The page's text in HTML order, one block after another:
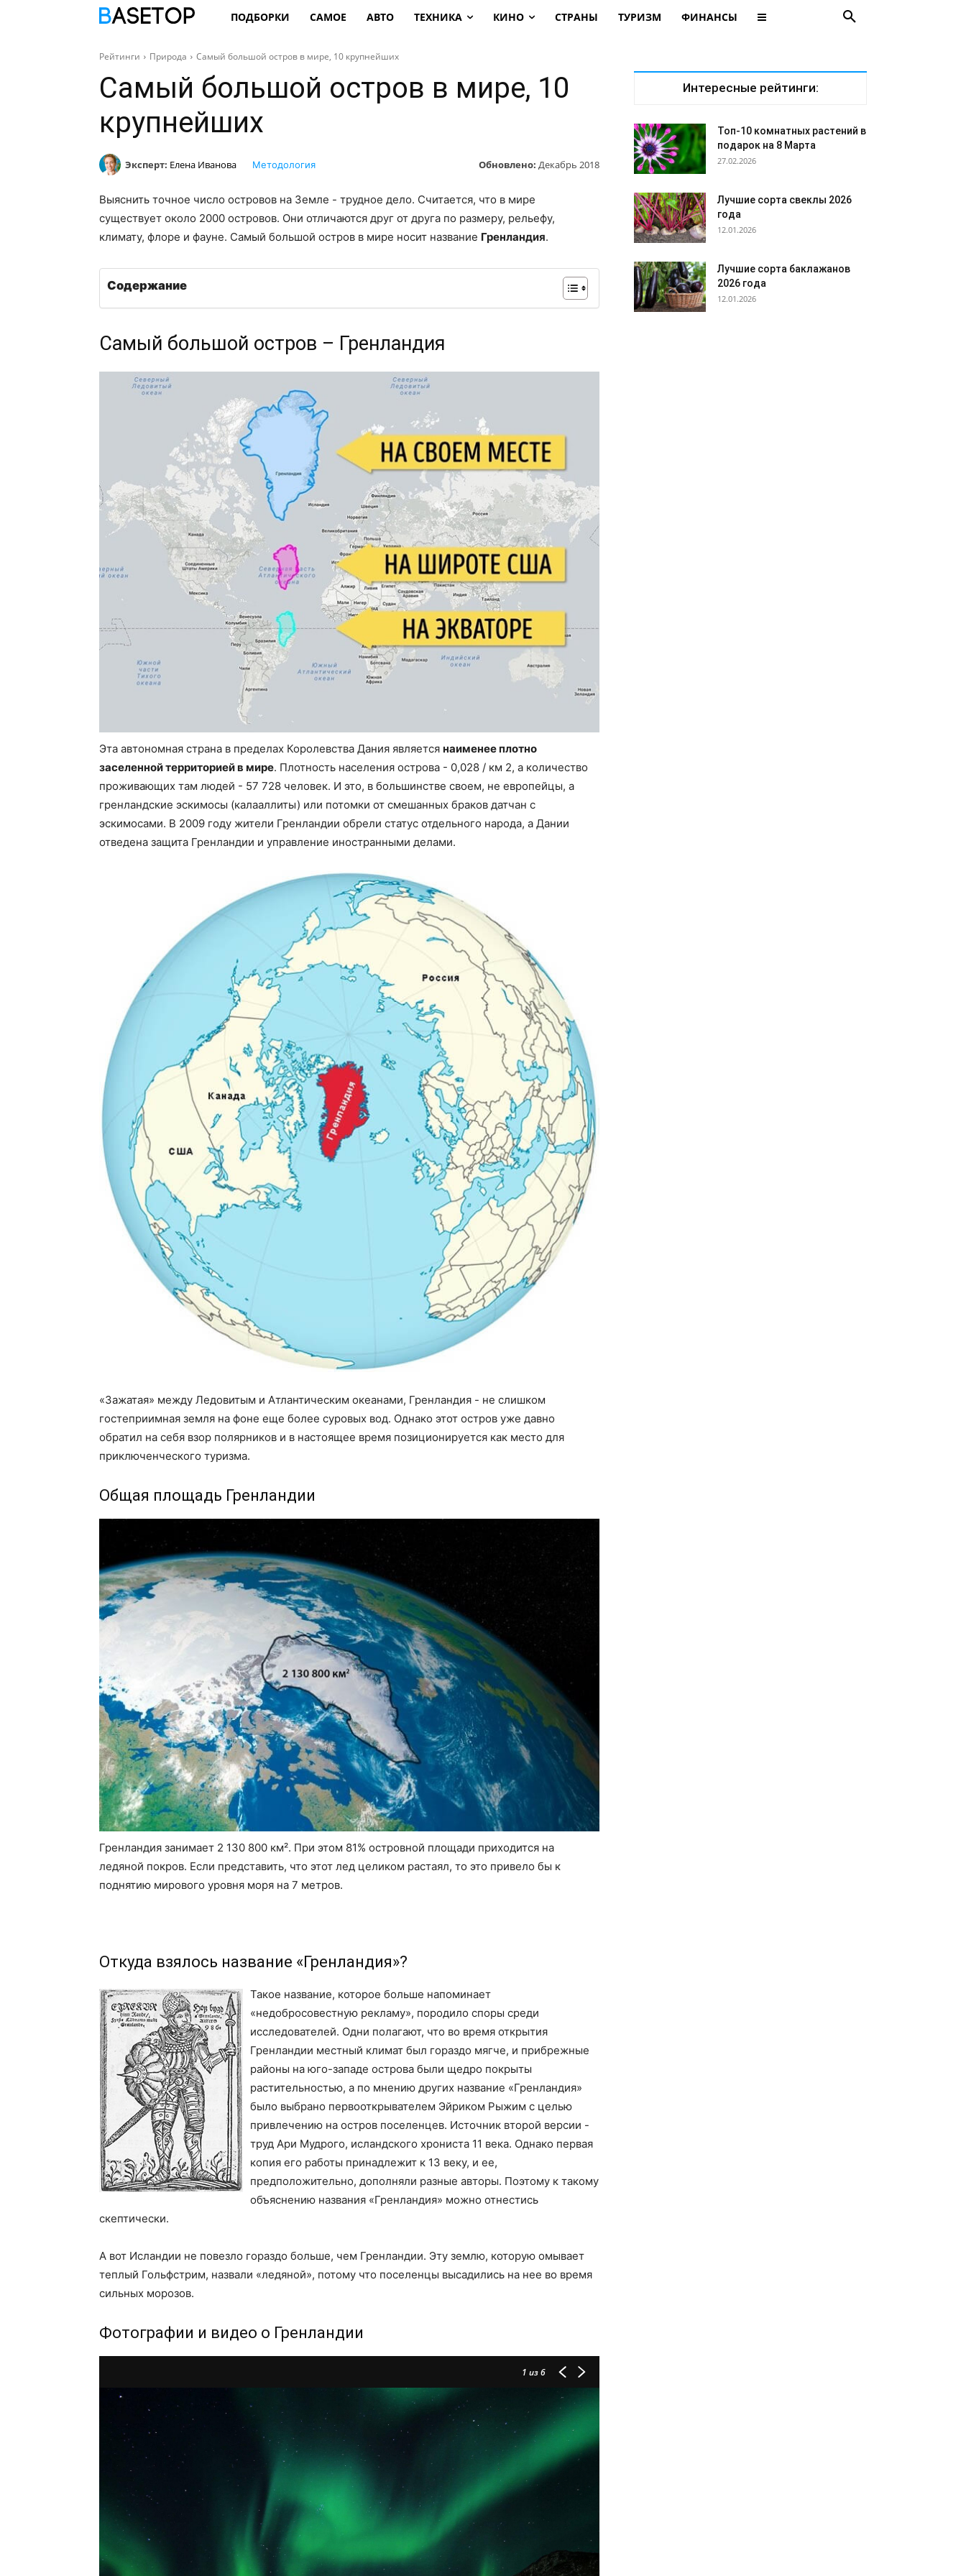
ПОДБОРКИ САМОЕ АВТО ТЕХНИКА КИНО СТРАНЫ ТУРИЗМ ФИНАНСЫ
Рейтинги Природа Самый большой остров в мире, 10 крупнейших
Самый большой остров в мире, 10
крупнейших
Эксперт: Елена Иванова Обновлено: Декабрь 2018
Методология
Выяснить точное число островов на Земле - трудное дело. Считается, что в мире
существует около 2000 островов. Они отличаются друг от друга по размеру, рельефу,
климату, флоре и фауне. Самый большой остров в мире носит название Гренландия.
Содержание
Самый большой остров – Гренландия
Эта автономная страна в пределах Королевства Дания является наименее плотно
заселенной территорией в мире. Плотность населения острова - 0,028 / км 2, а количество
проживающих там людей - 57 728 человек. И это, в большинстве своем, не европейцы, а
гренландские эскимосы (калааллиты) или потомки от смешанных браков датчан с
эскимосами. В 2009 году жители Гренландии обрели статус отдельного народа, а Дании
отведена защита Гренландии и управление иностранными делами.
«Зажатая» между Ледовитым и Атлантическим океанами, Гренландия - не слишком
гостеприимная земля на фоне еще более суровых вод. Однако этот остров уже давно
обратил на себя взор полярников и в настоящее время позиционируется как место для
приключенческого туризма.
Общая площадь Гренландии
Гренландия занимает 2 130 800 км². При этом 81% островной площади приходится на
ледяной покров. Если представить, что этот лед целиком растаял, то это привело бы к
поднятию мирового уровня моря на 7 метров.
Откуда взялось название «Гренландия»?
Такое название, которое больше напоминает
«недобросовестную рекламу», породило споры среди
исследователей. Одни полагают, что во время открытия
Гренландии местный климат был гораздо мягче, и прибрежные
районы на юго-западе острова были щедро покрыты
растительностью, а по мнению других название «Гренландия»
было выбрано первооткрывателем Эйриком Рыжим с целью
привлечению на остров поселенцев. Источник второй версии -
труд Ари Мудрого, исландского хрониста 11 века. Однако первая
копия его работы принадлежит к 13 веку, и ее,
предположительно, дополняли разные авторы. Поэтому к такому
объяснению названия «Гренландия» можно отнестись
скептически.
А вот Исландии не повезло гораздо больше, чем Гренландии. Эту землю, которую омывает
теплый Гольфстрим, назвали «ледяной», потому что поселенцы высадились на нее во время
сильных морозов.
Фотографии и видео о Гренландии
1 из 6
Интересные рейтинги:
Топ-10 комнатных растений в
подарок на 8 Марта
27.02.2026
Лучшие сорта свеклы 2026
года
12.01.2026
Лучшие сорта баклажанов
2026 года
12.01.2026